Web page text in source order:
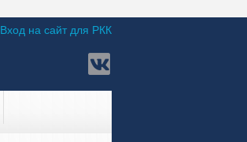
Вход на сайт для РКК